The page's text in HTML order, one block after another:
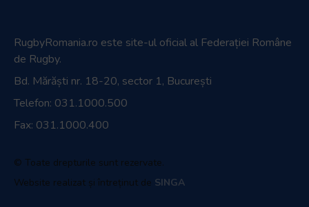
RugbyRomania.ro este site-ul oficial al Federației Române
de Rugby.
Bd. Mărăști nr. 18-20, sector 1, București
Telefon: 031.1000.500
Fax: 031.1000.400
© Toate drepturile sunt rezervate.
Website realizat și întreținut de SINGA